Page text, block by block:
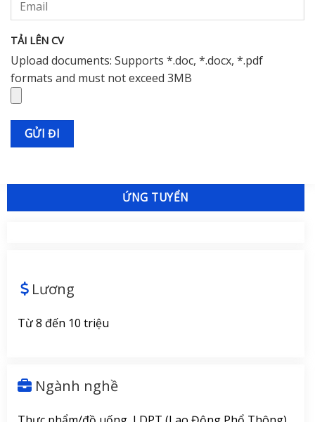
TẢI LÊN CV
Upload documents: Supports *.doc, *.docx, *.pdf
formats and must not exceed 3MB
ỨNG TUYỂN
Lương
Từ 8 đến 10 triệu
Ngành nghề